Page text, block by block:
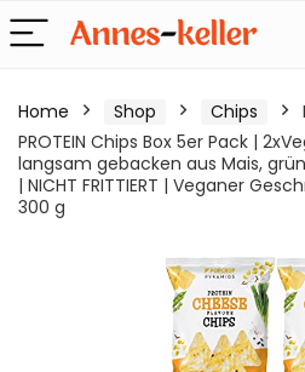
Home Shop Chips
PROTEIN Chips Box 5er Pack |
langsam gebacken aus Mais,
| NICHT FRITTIERT | Veganer
300 g